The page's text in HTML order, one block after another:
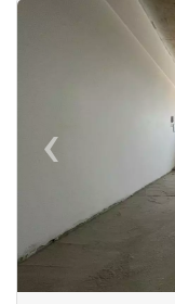
<
‹Previous